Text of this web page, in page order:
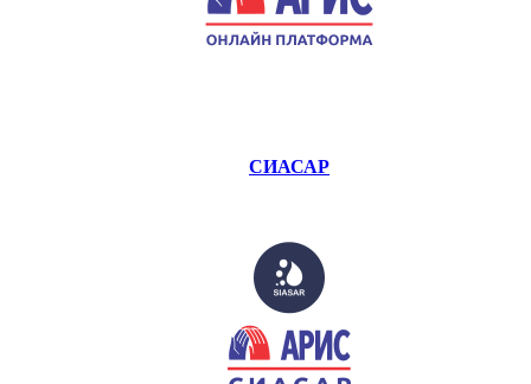
СИАСАР